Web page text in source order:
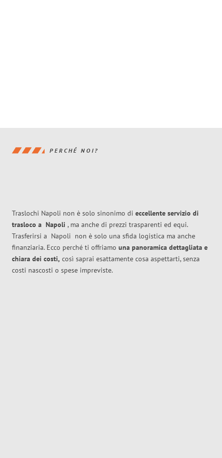
PERCHÉ NOI?
Traslochi Napoli non è solo sinonimo di eccellente servizio di
trasloco a Napoli , ma anche di prezzi trasparenti ed equi.
Trasferirsi a Napoli non è solo una sfida logistica ma anche
finanziaria. Ecco perché ti offriamo una panoramica dettagliata e
chiara dei costi, così saprai esattamente cosa aspettarti, senza
costi nascosti o spese impreviste.